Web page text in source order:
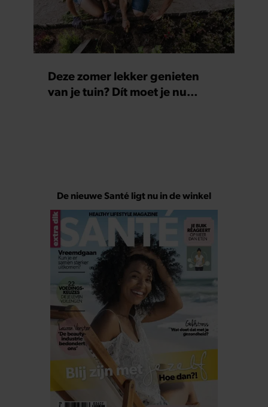
Deze zomer lekker genieten
van je tuin? Dít moet je nu
De nieuwe Santé ligt nu in de winkel